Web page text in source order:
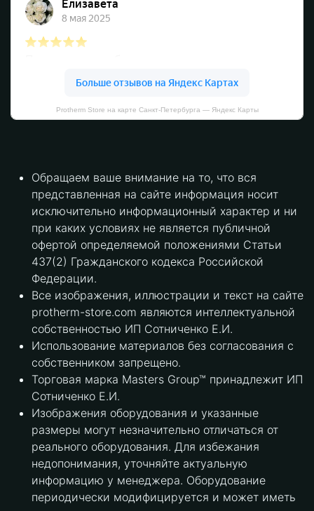
Protherm Store на карте Санкт‑Петербурга — Яндекс Карты
Обращаем ваше внимание на то, что вся
представленная на сайте информация носит
исключительно информационный характер и ни
при каких условиях не является публичной
офертой определяемой положениями Статьи
437(2) Гражданского кодекса Российской
Федерации.
Все изображения, иллюстрации и текст на сайте
protherm-store.com являются интеллектуальной
собственностью ИП Сотниченко Е.И.
Использование материалов без согласования с
собственником запрещено.
Торговая марка Masters Group™ принадлежит ИП
Сотниченко Е.И.
Изображения оборудования и указанные
размеры могут незначительно отличаться от
реального оборудования. Для избежания
недопонимания, уточняйте актуальную
информацию у менеджера. Оборудование
периодически модифицируется и может иметь